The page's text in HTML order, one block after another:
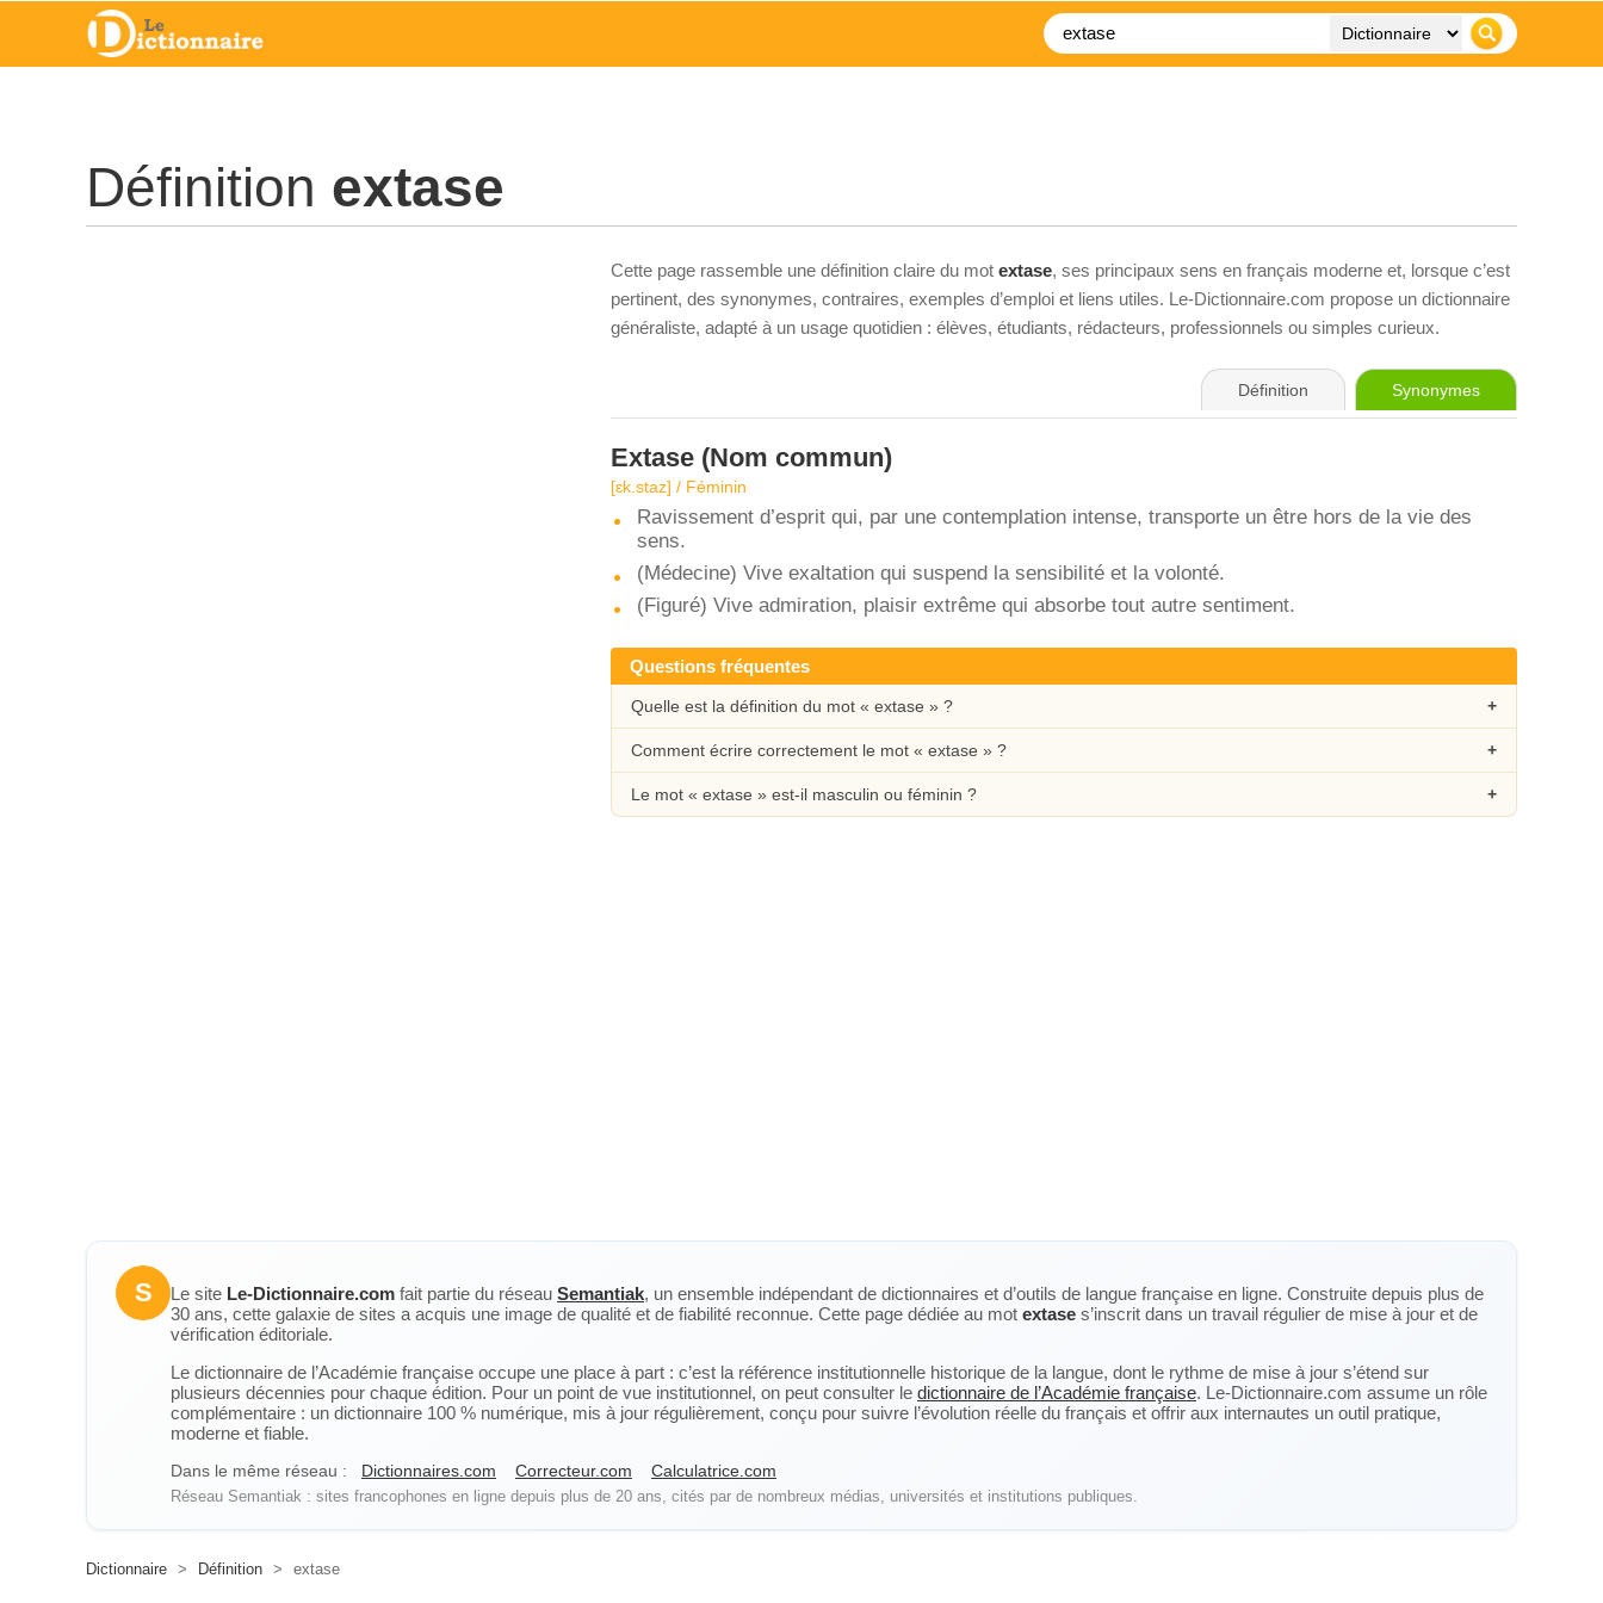
Définition extase
Cette page rassemble une définition claire du mot extase, ses principaux sens en français moderne et, lorsque c’est
pertinent, des synonymes, contraires, exemples d’emploi et liens utiles. Le-Dictionnaire.com propose un dictionnaire
généraliste, adapté à un usage quotidien : élèves, étudiants, rédacteurs, professionnels ou simples curieux.
Définition Synonymes
Extase (Nom commun)
[ɛk.staz] / Féminin
Ravissement d’esprit qui, par une contemplation intense, transporte un être hors de la vie des
sens.
(Médecine) Vive exaltation qui suspend la sensibilité et la volonté.
(Figuré) Vive admiration, plaisir extrême qui absorbe tout autre sentiment.
Questions fréquentes
Quelle est la définition du mot « extase » ?
Comment écrire correctement le mot « extase » ?
Le mot « extase » est-il masculin ou féminin ?
S Le site Le-Dictionnaire.com fait partie du réseau Semantiak, un ensemble indépendant de dictionnaires et d’outils de langue française en ligne. Construite depuis plus de
30 ans, cette galaxie de sites a acquis une image de qualité et de fiabilité reconnue. Cette page dédiée au mot extase s’inscrit dans un travail régulier de mise à jour et de
vérification éditoriale.
Le dictionnaire de l’Académie française occupe une place à part : c’est la référence institutionnelle historique de la langue, dont le rythme de mise à jour s’étend sur
plusieurs décennies pour chaque édition. Pour un point de vue institutionnel, on peut consulter le dictionnaire de l’Académie française. Le-Dictionnaire.com assume un rôle
complémentaire : un dictionnaire 100 % numérique, mis à jour régulièrement, conçu pour suivre l’évolution réelle du français et offrir aux internautes un outil pratique,
moderne et fiable.
Dans le même réseau : Dictionnaires.com Correcteur.com Calculatrice.com
Réseau Semantiak : sites francophones en ligne depuis plus de 20 ans, cités par de nombreux médias, universités et institutions publiques.
Dictionnaire > Définition > extase